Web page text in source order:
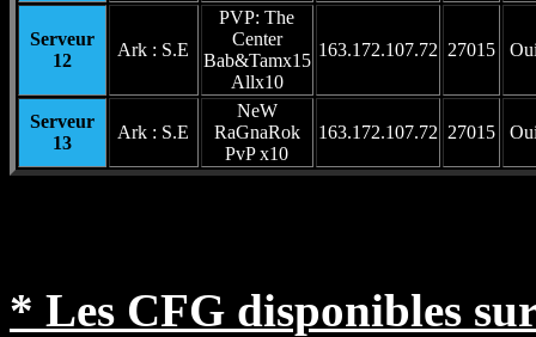
Serveur
12
Ark : S.E
PVP: The
Center
Bab&Tamx15
Allx10
163.172.107.72 27015
Serveur
13
Ark : S.E
NeW
RaGnaRok
PvP x10
163.172.107.72 27015
* Les CFG disponibles